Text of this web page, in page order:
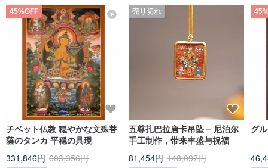
45%OFF
チベット仏教 穏やかな文殊菩
薩のタンカ 平穏の具現
331,846円 603,356円
売り切れ
五尊扎巴拉唐卡吊坠 – 尼泊尔
手工制作，带来丰盛与祝福
81,454円 148,097円